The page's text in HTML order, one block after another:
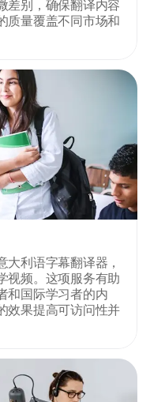
差别，确保翻译内容
质量覆盖不同市场和
利语字幕翻译器，
视频。这项服务有助
和国际学习者的内
效果提高可访问性并